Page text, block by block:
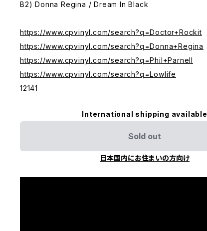
B2) Donna Regina / Dream In Black
https://www.cpvinyl.com/search?q=Doctor+Rockit
https://www.cpvinyl.com/search?q=Donna+Regina
https://www.cpvinyl.com/search?q=Phil+Parnell
https://www.cpvinyl.com/search?q=Lowlife
12141
International shipping available
Sold out
日本国内にお住まいの方向け